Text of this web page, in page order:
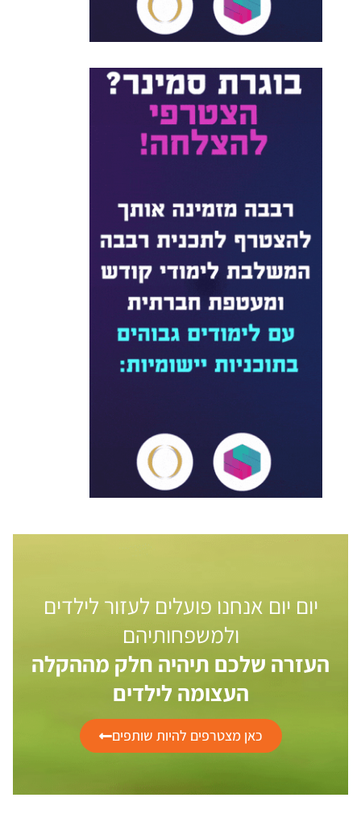
יום יום אנחנו פועלים לעזור לילדים
ולמשפחותיהם
העזרה שלכם תיהיה חלק מההקלה
העצומה לילדים
כאן מצטרפים להיות שותפים